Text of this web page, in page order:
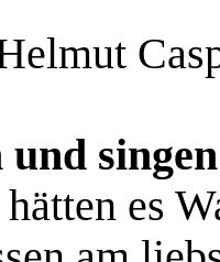
hätten es